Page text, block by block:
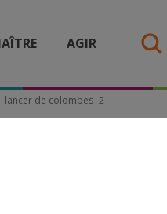
AGIR
lancer de colombes -2
90 ANS –
-2